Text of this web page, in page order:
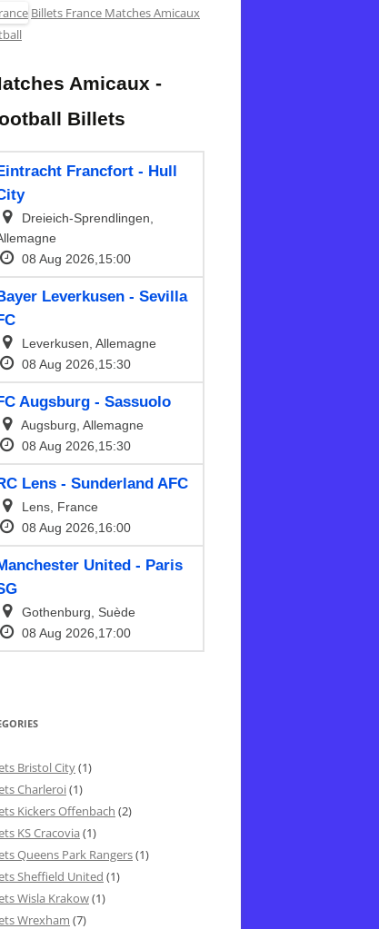
Billets France Matches Amicaux
Bristol City(1)
Charleroi(1)
Kickers Offenbach (2)
KS Cracovia (1)
Queens Park Rangers(1)
Sheffield United (1)
Wisla Krakow(1)
Wrexham (7)